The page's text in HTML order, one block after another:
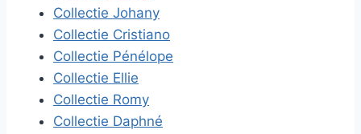
Collectie Johany
Collectie Cristiano
Collectie Pénélope
Collectie Ellie
Collectie Romy
Collectie Daphné